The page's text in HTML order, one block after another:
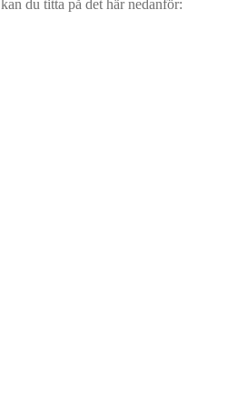
du titta på det här nedanför: